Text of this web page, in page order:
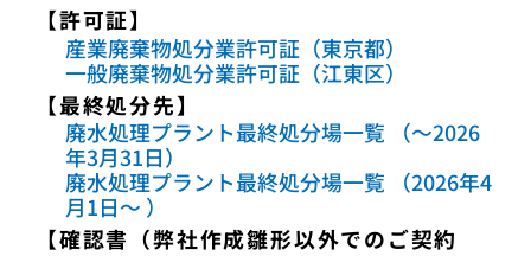
【許可証】
産業廃棄物処分業許可証（東京都）
一般廃棄物処分業許可証（江東区）
【最終処分先】
廃水処理プラント最終処分場一覧 （～2026
年3月31日）
廃水処理プラント最終処分場一覧 （2026年4
月1日～ ）
【確認書（弊社作成雛形以外でのご契約